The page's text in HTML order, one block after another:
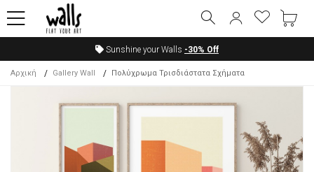
Sunshine your Walls -30% Off
Αρχική Gallery Wall Πολύχρωμα Τρισδιάστατα Σχήματα